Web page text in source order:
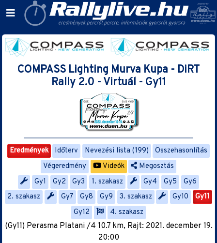
COMPASS Lighting Murva Kupa - DiRT
Rally 2.0 - Virtuál - Gy11
Eredmények Időterv Nevezési lista (199)
Összehasonlítás
Végeredmény
Videók
Megosztás
Gy1
Gy2 Gy3 1. szakasz Gy4 Gy5
Gy6
2. szakasz
Gy7 Gy8 Gy9 3. szakasz Gy10
Gy11
Gy12
4. szakasz
(Gy11) Perasma Platani /4 10.7 km, Rajt: 2021. december 19.
20:00